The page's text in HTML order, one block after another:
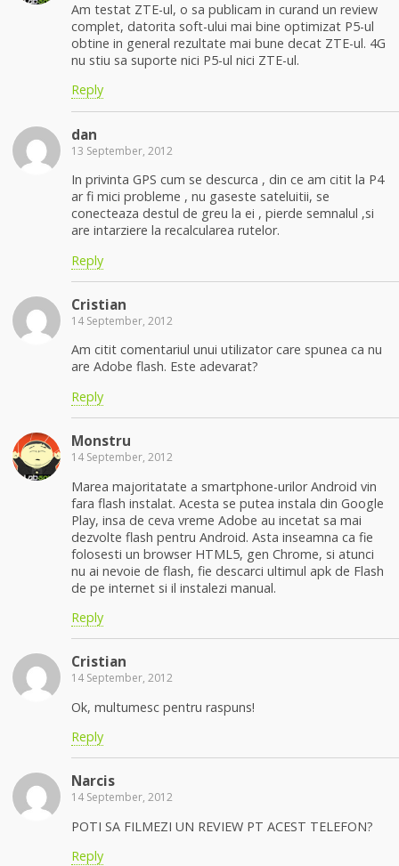
Am testat ZTE-ul, o sa publicam in curand un review
complet, datorita soft-ului mai bine optimizat P5-ul
obtine in general rezultate mai bune decat ZTE-ul. 4G
nu stiu sa suporte nici P5-ul nici ZTE-ul.
Reply
dan
13 September, 2012
In privinta GPS cum se descurca , din ce am citit la P4
ar fi mici probleme , nu gaseste sateluitii, se
conecteaza destul de greu la ei , pierde semnalul ,si
are intarziere la recalcularea rutelor.
Reply
Cristian
14 September, 2012
Am citit comentariul unui utilizator care spunea ca nu
are Adobe flash. Este adevarat?
Reply
Monstru
14 September, 2012
Marea majoritatate a smartphone-urilor Android vin
fara flash instalat. Acesta se putea instala din Google
Play, insa de ceva vreme Adobe au incetat sa mai
dezvolte flash pentru Android. Asta inseamna ca fie
folosesti un browser HTML5, gen Chrome, si atunci
nu ai nevoie de flash, fie descarci ultimul apk de Flash
de pe internet si il instalezi manual.
Reply
Cristian
14 September, 2012
Ok, multumesc pentru raspuns!
Reply
Narcis
14 September, 2012
POTI SA FILMEZI UN REVIEW PT ACEST TELEFON?
Reply